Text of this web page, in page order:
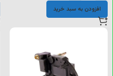
افزودن به سبد خرید